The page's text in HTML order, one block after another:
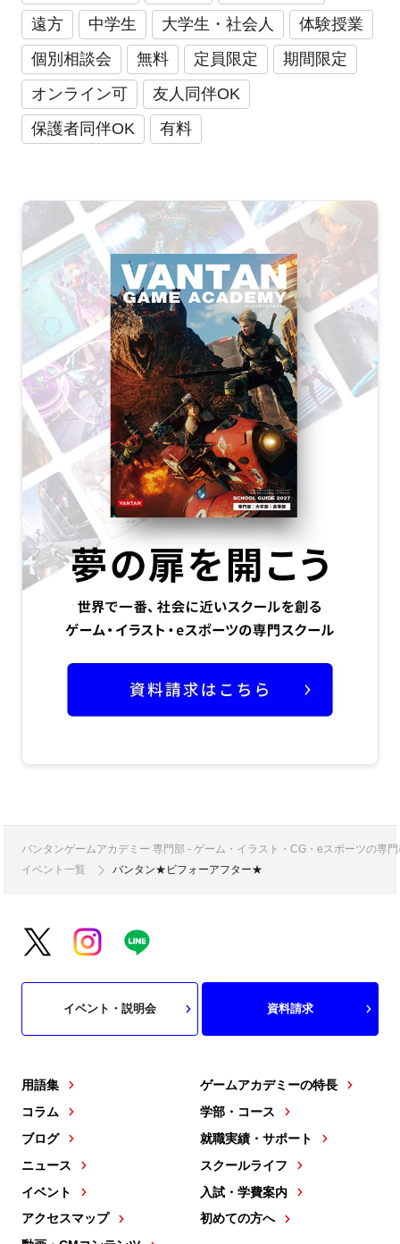
遠方 中学生 大学生・社会人
体験授業
個別相談会
無料 定員限定
期間限定
オンライン可
友人同伴OK
保護者同伴OK
有料
バンタンゲームアカデミー 専門部 - ゲーム・イラスト・CG・eスポーツの専
イベント一覧
バンタン★ビフォーアフター★
用語集
コラム
ブログ
ニュース
イベント
アクセスマップ
ゲームアカデミーの特長
学部・コース
就職実績・サポート
スクールライフ
入試・学費案内
初めての方へ
イベント・説明会 資料請求